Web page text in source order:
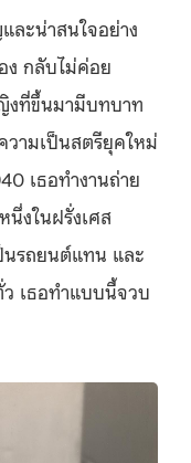
ละน่าสนใจอย่าง
ง กลับไม่ค่อย
งที่ขึ้นมามีบทบาท
วามเป็นสตรียุคใหม่
เธอทำงานถ่าย
งในฝรั่งเศส
นรถยนต์แทน และ
เธอทำแบบนี้จวบ